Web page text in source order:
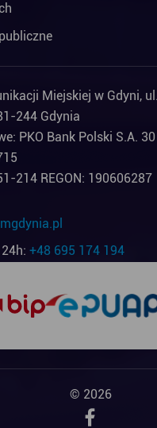
Miejskiej w Gdyni,
244 Gdynia
PKO Bank Polski S.A.
214 REGON: 190606287
+48 695 174 194
© 2026